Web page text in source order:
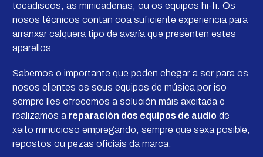
tocadiscos, as minicadenas, ou os equipos hi-fi. Os
nosos técnicos contan coa suficiente experiencia para
arranxar calquera tipo de avaría que presenten estes
aparellos.
Sabemos o importante que poden chegar a ser para os
nosos clientes os seus equipos de música por iso
sempre lles ofrecemos a solución máis axeitada e
realizamos a reparación dos equipos de audio de
xeito minucioso empregando, sempre que sexa posible,
repostos ou pezas oficiais da marca.